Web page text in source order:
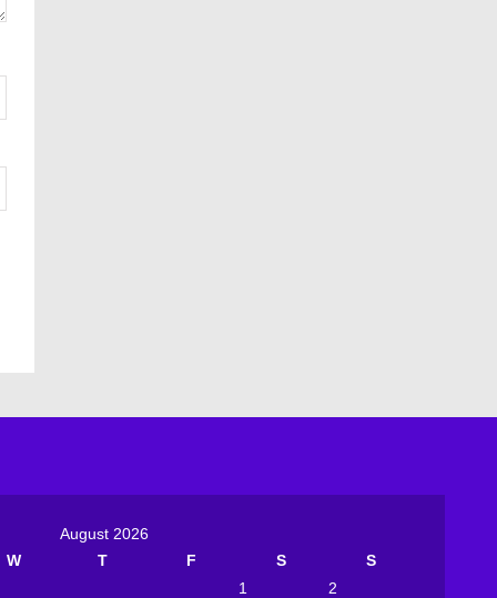
August 2026
W T F S
S
1
2